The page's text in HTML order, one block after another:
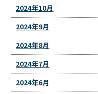
2024年10月
2024年9月
2024年8月
2024年7月
2024年6月